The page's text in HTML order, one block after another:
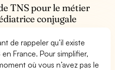
TNS pour le métier
conjugale
de rappeler qu’il existe
France. Pour simplifier,
où vous n’avez pas le